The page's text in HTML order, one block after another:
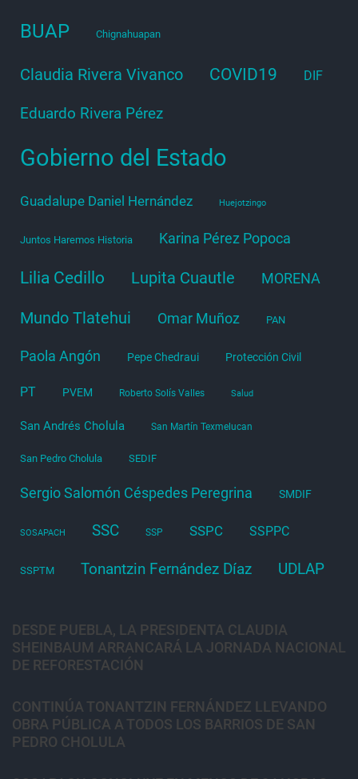
BUAP Chignahuapan
Claudia Rivera Vivanco COVID19 DIF
Eduardo Rivera Pérez
Gobierno del Estado
Guadalupe Daniel Hernández Huejotzingo
Juntos Haremos Historia Karina Pérez Popoca
Lilia Cedillo Lupita Cuautle MORENA
Mundo Tlatehui Omar Muñoz PAN
Paola Angón Pepe Chedraui Protección Civil
PT PVEM Roberto Solís Valles Salud
San Andrés Cholula San Martín Texmelucan
San Pedro Cholula SEDIF
Sergio Salomón Céspedes Peregrina SMDIF
SOSAPACH SSC SSP SSPC SSPPC
SSPTM Tonantzin Fernández Díaz UDLAP
DESDE PUEBLA, LA PRESIDENTA CLAUDIA
SHEINBAUM ARRANCARÁ LA JORNADA NACIONAL
DE REFORESTACIÓN
CONTINÚA TONANTZIN FERNÁNDEZ LLEVANDO
OBRA PÚBLICA A TODOS LOS BARRIOS DE SAN
PEDRO CHOLULA